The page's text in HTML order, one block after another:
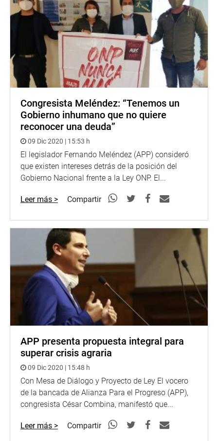
Congresista Meléndez: “Tenemos un
Gobierno inhumano que no quiere
reconocer una deuda”
09 Dic 2020 | 15:53 h
El legislador Fernando Meléndez (APP) consideró
que existen intereses detrás de la posición del
Gobierno Nacional frente a la Ley ONP. El...
Leer más > Compartir
APP presenta propuesta integral para
superar crisis agraria
09 Dic 2020 | 15:48 h
Con Mesa de Diálogo y Proyecto de Ley El vocero
de la bancada de Alianza Para el Progreso (APP),
congresista César Combina, manifestó que...
Leer más > Compartir